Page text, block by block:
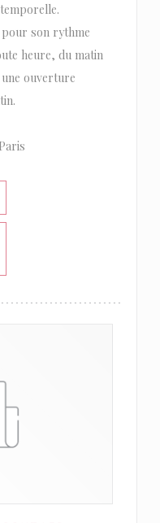
pour son rythme
heure, du matin
ouverture
IN A NEW WINDOW))